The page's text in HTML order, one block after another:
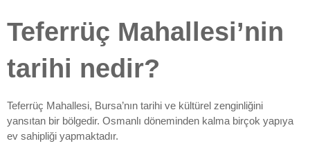
Teferrüç Mahallesi’nin
tarihi nedir?
Teferrüç Mahallesi, Bursa’nın tarihi ve kültürel zenginliğini
yansıtan bir bölgedir. Osmanlı döneminden kalma birçok yapıya
ev sahipliği yapmaktadır.